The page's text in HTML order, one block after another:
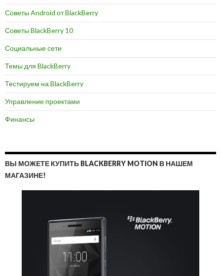
Советы Android от BlackBerry
Советы BlackBerry 10
Социальные сети
Темы для BlackBerry
Тестируем на BlackBerry
Управление проектами
Финансы
ВЫ МОЖЕТЕ КУПИТЬ BLACKBERRY MOTION В НАШЕМ
МАГАЗИНЕ!